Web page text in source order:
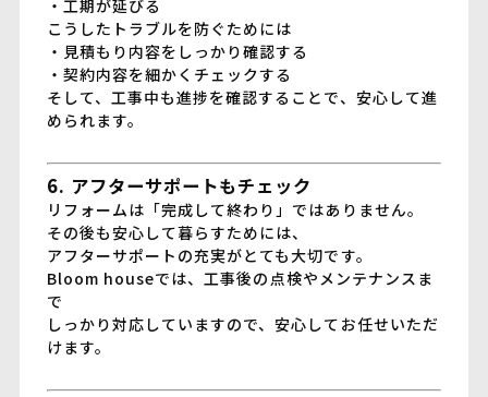
・工期が延びる
こうしたトラブルを防ぐためには
・見積もり内容をしっかり確認する
・契約内容を細かくチェックする
そして、工事中も進捗を確認することで、安心して進
められます。
6. アフターサポートもチェック
リフォームは「完成して終わり」ではありません。
その後も安心して暮らすためには、
アフターサポートの充実がとても大切です。
Bloom houseでは、工事後の点検やメンテナンスま
で
しっかり対応していますので、安心してお任せいただ
けます。